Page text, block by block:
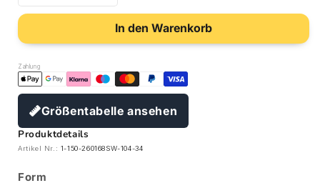
In den Warenkorb
Zahlung
Größentabelle ansehen
Produktdetails
Artikel Nr.: 1-150-260168SW-104-34
Form